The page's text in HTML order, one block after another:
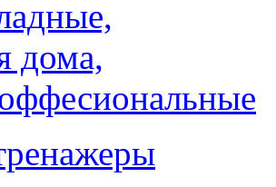
дома,